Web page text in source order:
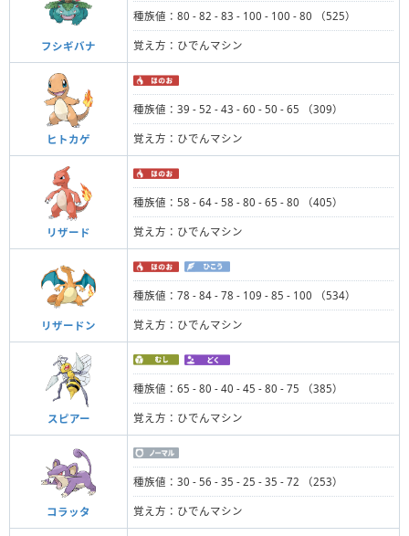
フシギバナ
種族値：80 - 82 - 83 - 100 - 100 - 80 （525）
覚え方：ひでんマシン
ヒトカゲ
種族値：39 - 52 - 43 - 60 - 50 - 65 （309）
覚え方：ひでんマシン
リザード
種族値：58 - 64 - 58 - 80 - 65 - 80 （405）
覚え方：ひでんマシン
リザードン
種族値：78 - 84 - 78 - 109 - 85 - 100 （534）
覚え方：ひでんマシン
スピアー
種族値：65 - 80 - 40 - 45 - 80 - 75 （385）
覚え方：ひでんマシン
コラッタ
種族値：30 - 56 - 35 - 25 - 35 - 72 （253）
覚え方：ひでんマシン